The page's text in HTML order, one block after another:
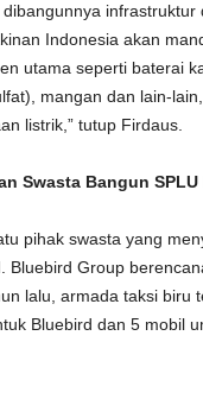
dibangunnya
Indonesia akan
utama seperti baterai
mangan dan lain-
listrik,” tutup Firdaus.
Swasta Bangun
pihak swasta yang
Bluebird Group
lalu, armada taksi biru
Bluebird dan 5 mobil